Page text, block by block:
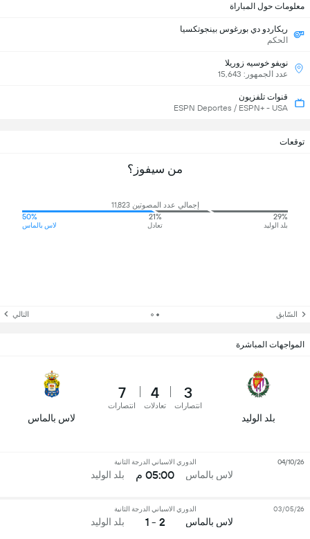
معلومات حول المباراة
ريكاردو دي بورغوس بينجوتكسيا
الحكم
نويفو خوسيه زوريلا
عدد الجمهور: 15,643
قنوات تلفزيون
ESPN Deportes / ESPN+ - USA
توقعات
من سيفوز؟
إجمالي عدد المصوتين 11,823
29%
بلد الوليد
21%
تعادل
50%
لاس بالماس
السّابق التالي
المواجهات المباشرة
بلد الوليد
3
انتصارات
4
تعادلات
7
انتصارات
لاس بالماس
لاس بالماس
الدوري الاسباني الدرجة الثانية
05:00 م بلد الوليد
04/10/26
لاس بالماس
الدوري الاسباني الدرجة الثانية
2 - 1 بلد الوليد
03/05/26